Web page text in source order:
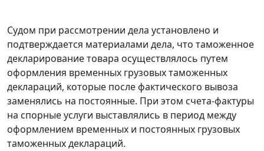
Судом при рассмотрении дела установлено и
подтверждается материалами дела, что таможенное
декларирование товара осуществлялось путем
оформления временных грузовых таможенных
деклараций, которые после фактического вывоза
заменялись на постоянные. При этом счета-фактуры
на спорные услуги выставлялись в период между
оформлением временных и постоянных грузовых
таможенных деклараций.